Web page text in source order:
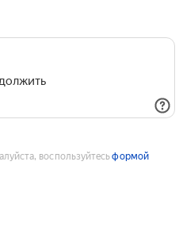
воспользуйтесьформой